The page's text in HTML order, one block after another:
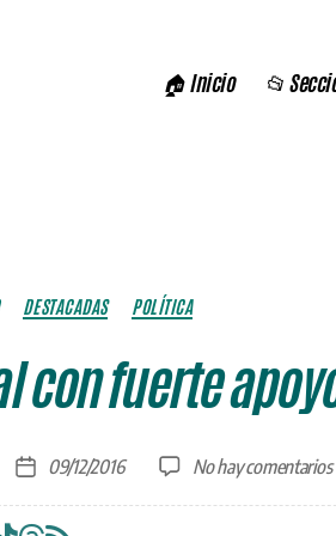
🏠 Inicio 📂
Categorías
DESTACADAS POLÍTICA
con fuerte
Fecha
la
09/12/2016 No hay comentariosen